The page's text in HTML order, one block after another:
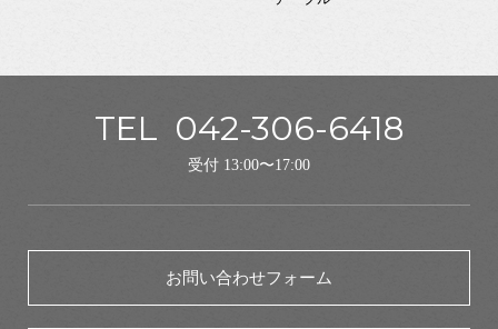
TEL 042-306-6418
受付 13:00〜17:00
お問い合わせフォーム